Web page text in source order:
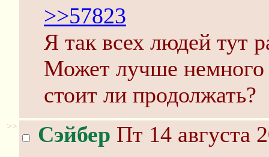
>>57823
Я так всех людей тут
Может лучше немного
стоит ли продолжать?
>> Сэйбер Пт 14 августа